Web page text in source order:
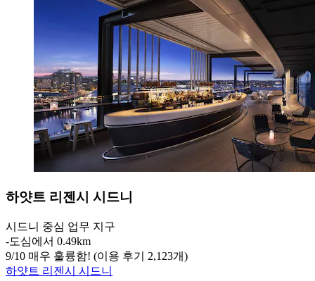
하얏트 리젠시 시드니
시드니 중심 업무 지구
‐도심에서 0.49km
9/10 매우 훌륭함! (이용 후기 2,123개)
하얏트 리젠시 시드니